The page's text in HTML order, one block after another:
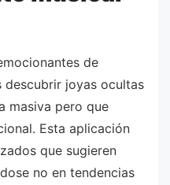
de
descubrir joyas ocultas
masiva pero que
Esta aplicación
que sugieren
no en tendencias